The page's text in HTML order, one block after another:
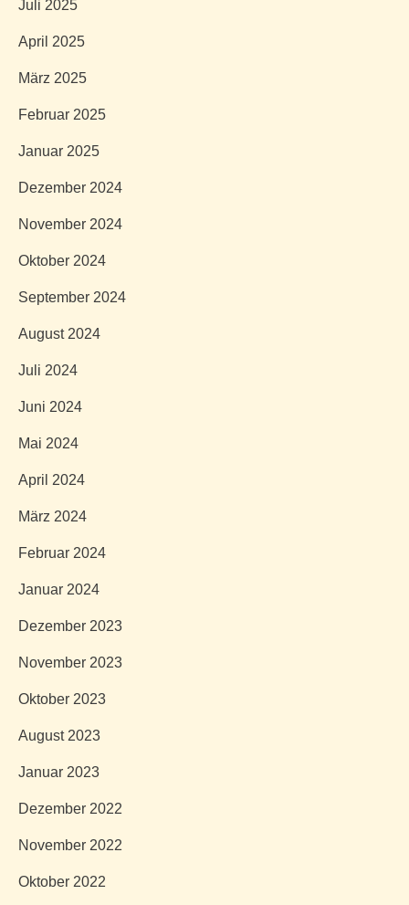
Juli 2025
April 2025
März 2025
Februar 2025
Januar 2025
Dezember 2024
November 2024
Oktober 2024
September 2024
August 2024
Juli 2024
Juni 2024
Mai 2024
April 2024
März 2024
Februar 2024
Januar 2024
Dezember 2023
November 2023
Oktober 2023
August 2023
Januar 2023
Dezember 2022
November 2022
Oktober 2022